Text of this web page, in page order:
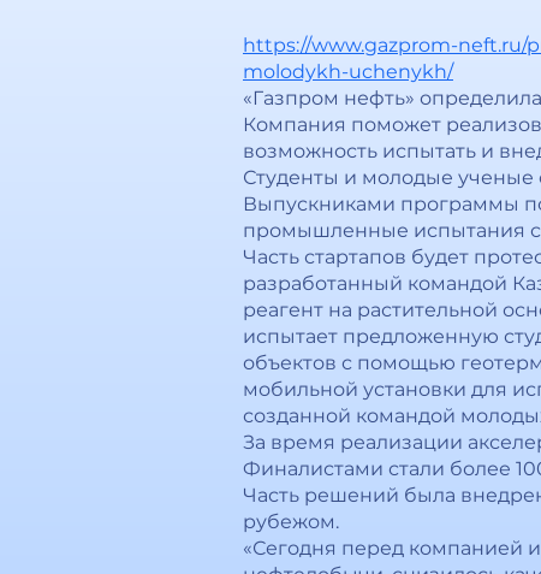
https://www.gazprom-neft.ru/
molodykh-uchenykh/
«Газпром нефть»
Компания поможет
возможность испытать и
Студенты и молодые ученые
Выпускниками программы
промышленные испытания
Часть стартапов будет
разработанный командой
реагент на растительной
испытает предложенную
объектов с помощью
мобильной установки для
созданной командой
За время реализации
Финалистами стали более
Часть решений была
рубежом.
«Сегодня перед компанией